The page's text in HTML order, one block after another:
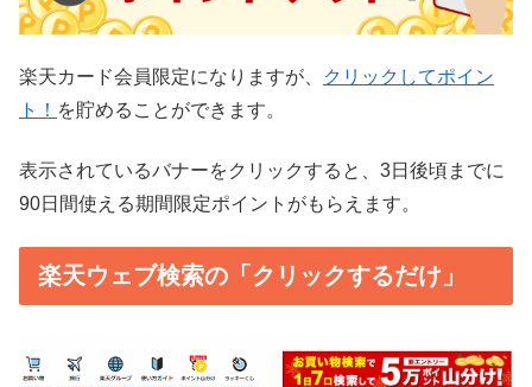
楽天カード会員限定になりますが、
クリックしてポイン
ト！ を貯めることができます。
表示されているバナーをクリックすると、3日後頃までに
90日間使える期間限定ポイントがもらえます。
楽天ウェブ検索の「クリックするだけ」